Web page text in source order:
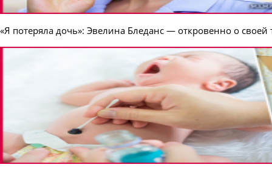
«Я потеряла дочь»: Эвелина Бледанс — откровенно о своей